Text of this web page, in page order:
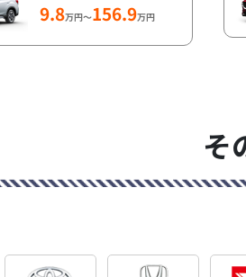
9.8万円～156.9万円
そ